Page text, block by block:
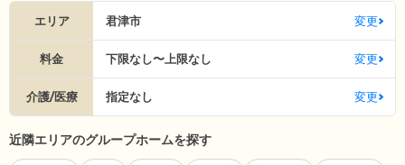
エリア 君津市 変更
料金 下限なし〜上限なし 変更
介護/医療 指定なし 変更
近隣エリアのグループホームを探す